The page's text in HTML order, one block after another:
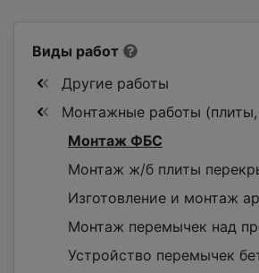
Виды работ
Другие работы
Монтажные работы
Монтаж ФБС
Монтаж ж/б плиты
Изготовление и монтаж
Монтаж перемычек над
Устройство перемычек